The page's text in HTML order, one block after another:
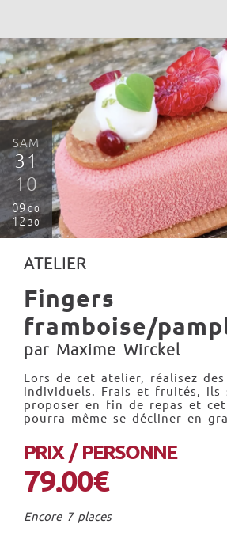
SAM
31
10
09 00
1230
ATELIER
Fingers
framboise/
par Maxime Wirckel
Lors de cet atelier, réalisez
individuels. Frais et fruités, ils
proposer en fin de repas et
pourra même se décliner en
PRIX / PERSONNE
79.00€
Encore 7 places